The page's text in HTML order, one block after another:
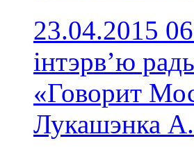
23.04.2015
інтэрв’ю
«Говорит
Лукашэнка А.